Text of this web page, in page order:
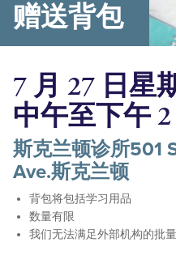
赠送背包
7 月 27 日星
中午至下午
斯克兰顿诊所501
Ave.斯克兰顿
背包将包括学习用品
数量有限
我们无法满足外部机构的批